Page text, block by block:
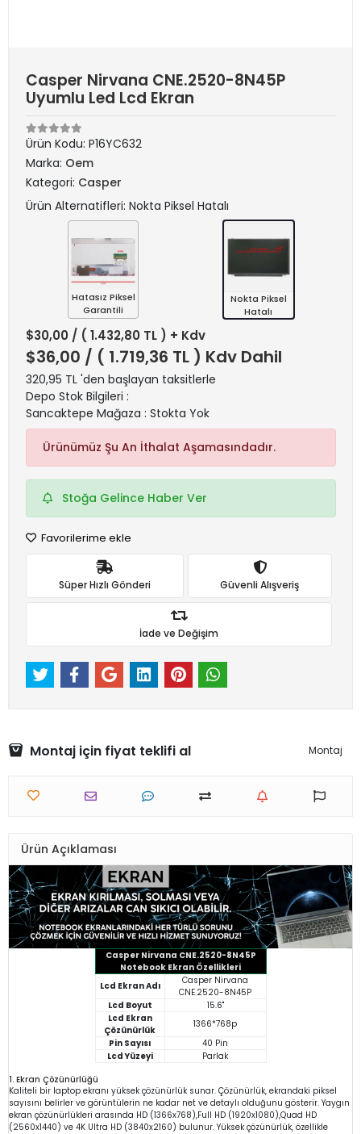
Casper Nirvana CNE.2520-8N45P
Uyumlu Led Lcd Ekran
Ürün Kodu: P16YC632
Marka: Oem
Kategori: Casper
Ürün Alternatifleri: Nokta Piksel Hatalı
Hatasız Piksel
Garantili
Nokta Piksel
Hatalı
$30,00 / ( 1.432,80 TL ) + Kdv
$36,00 / ( 1.719,36 TL ) Kdv Dahil
320,95 TL 'den başlayan taksitlerle
Depo Stok Bilgileri :
Sancaktepe Mağaza : Stokta Yok
Ürünümüz Şu An İthalat Aşamasındadır.
Stoğa Gelince Haber Ver
Favorilerime ekle
Süper Hızlı Gönderi Güvenli Alışveriş
İade ve Değişim
Montaj için fiyat teklifi al Montaj
Ürün Açıklaması
Casper Nirvana CNE.2520-8N45P
Notebook Ekran Özellikleri
Lcd Ekran Adı
Casper Nirvana
CNE.2520-8N45P
Lcd Boyut
15.6"
Lcd Ekran
Çözünürlük
1366*768p
Pin Sayısı
40 Pin
Lcd Yüzeyi
Parlak
1. Ekran Çözünürlüğü
Kaliteli bir laptop ekranı yüksek çözünürlük sunar. Çözünürlük, ekrandaki piksel
sayısını belirler ve görüntülerin ne kadar net ve detaylı olduğunu gösterir. Yaygın
ekran çözünürlükleri arasında HD (1366x768),Full HD (1920x1080),Quad HD
(2560x1440) ve 4K Ultra HD (3840x2160) bulunur. Yüksek çözünürlük, özellikle